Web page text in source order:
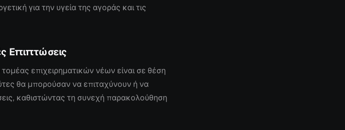
για την υγεία της αγοράς και τις
Επιπτώσεις
επιχειρηματικών νέων είναι σε θέση
θα μπορούσαν να επιταχύνουν ή να
καθιστώντας τη συνεχή παρακολούθηση